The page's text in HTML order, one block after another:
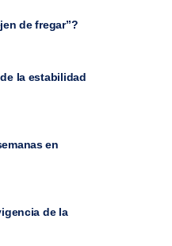
de fregar”?
la estabilidad
en
de la